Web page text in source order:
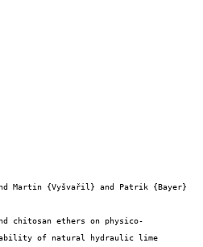
of natural hydraulic lime